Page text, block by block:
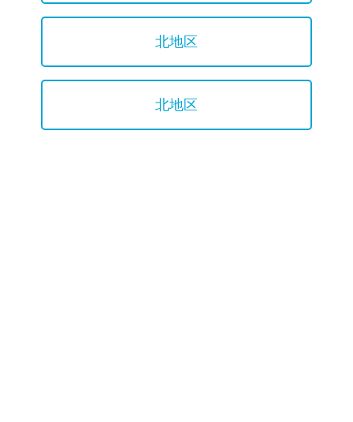
北地区
北地区